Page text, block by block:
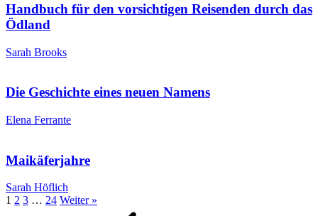
Handbuch für den vorsichtigen Reisenden durch das
Ödland
Sarah Brooks
Die Geschichte eines neuen Namens
Elena Ferrante
Maikäferjahre
Sarah Höflich
1 2 3 … 24 Weiter »